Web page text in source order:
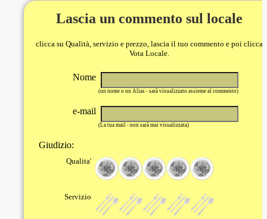
Lascia un commento sul locale
clicca su Qualità, servizio e prezzo, lascia il tuo commento e poi clicca
Vota Locale.
Nome
(un nome o un Alias - sarà visualizzato assieme al commento)
e-mail
(La tua mail - non sarà mai visualizzata)
Giudizio:
Qualita'
Servizio